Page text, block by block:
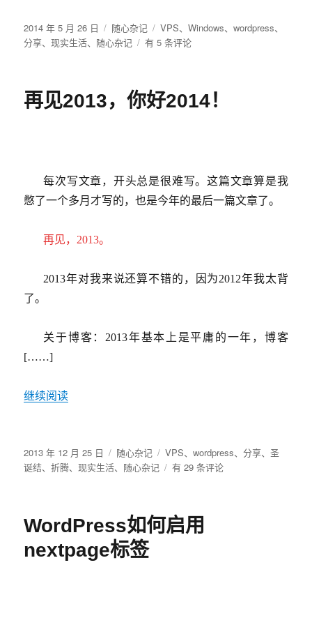
发
布
2014 年 5 月 26 日
分
类
随心杂记
标
签
VPS、Windows、wordpress、
分享、现实生活、 随心杂记
Windows
开
有 5 条评论
再见2013，你好2014！
每次写文章，开头总是很难写。这篇文章算是我
憋了一个多月才写的，也是今年的最后一篇文章了。
再见， 2013。
2013年对我来说还算不错的，因为2012年我太背
了。
关于博客： 2013年基本上是平庸的一年，博客
[……]
继续阅读
发
布
2013 年 12 月 25 日
分
类
随心杂记
标
签
VPS、wordpress、分享、圣
诞结、折腾、现实生活、 随心杂记
再
好
有 29 条评论
WordPress如何启用
nextpage标签